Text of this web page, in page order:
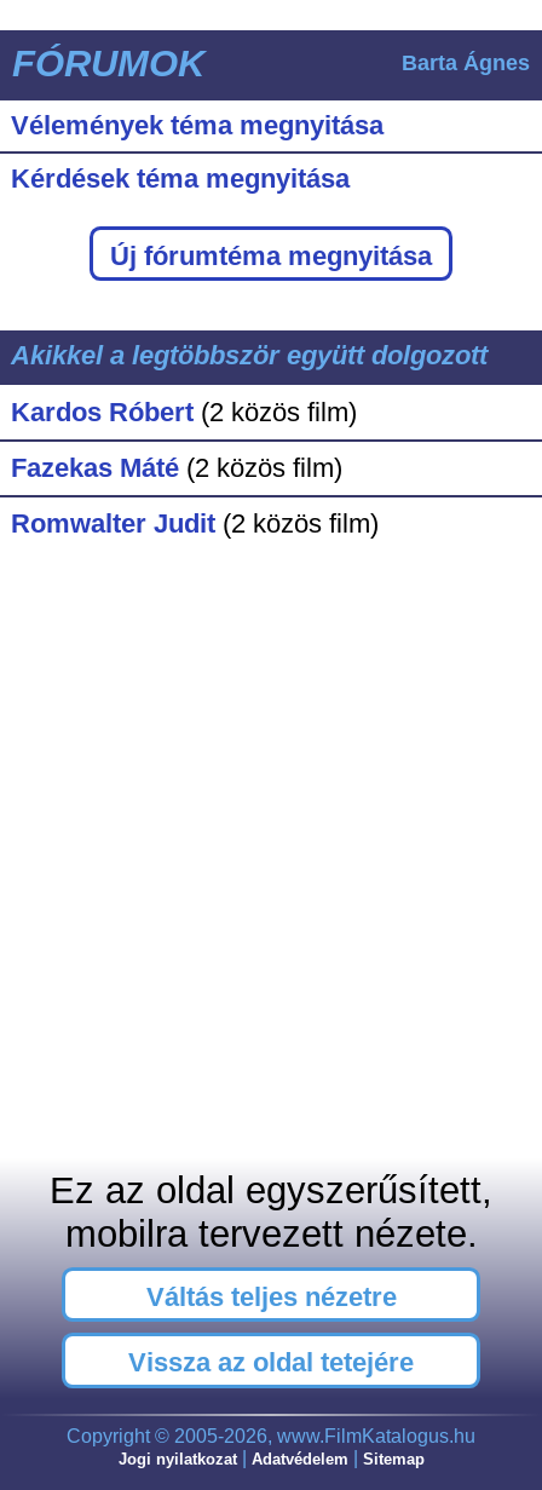
FÓRUMOK Barta Ágnes
Vélemények téma megnyitása
Kérdések téma megnyitása
Új fórumtéma megnyitása
Akikkel a legtöbbször együtt dolgozott
Kardos Róbert (2 közös film)
Fazekas Máté (2 közös film)
Romwalter Judit (2 közös film)
Ez az oldal egyszerűsített,
mobilra tervezett nézete.
Váltás teljes nézetre
Vissza az oldal tetejére
Copyright © 2005-2026, www.FilmKatalogus.hu
Jogi nyilatkozat| Adatvédelem Sitemap